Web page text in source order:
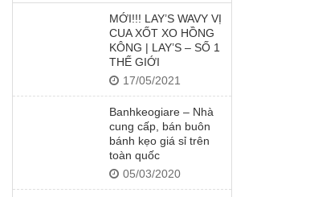
MỚI!!! LAY’S WAVY VỊ
CUA XỐT XO HỒNG
KÔNG | LAY’S – SỐ 1
THẾ GIỚI
17/05/2021
Banhkeogiare – Nhà
cung cấp, bán buôn
bánh kẹo giá sỉ trên
toàn quốc
05/03/2020